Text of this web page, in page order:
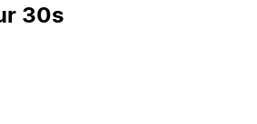
30s